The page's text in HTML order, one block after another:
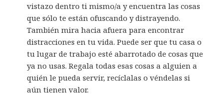
vistazo dentro ti mismo/a y encuentra las cosas
que sólo te están ofuscando y distrayendo.
También mira hacia afuera para encontrar
distracciones en tu vida. Puede ser que tu casa o
tu lugar de trabajo esté abarrotado de cosas que
ya no usas. Regala todas esas cosas a alguien a
quién le pueda servir, recíclalas o véndelas si
aún tienen valor.